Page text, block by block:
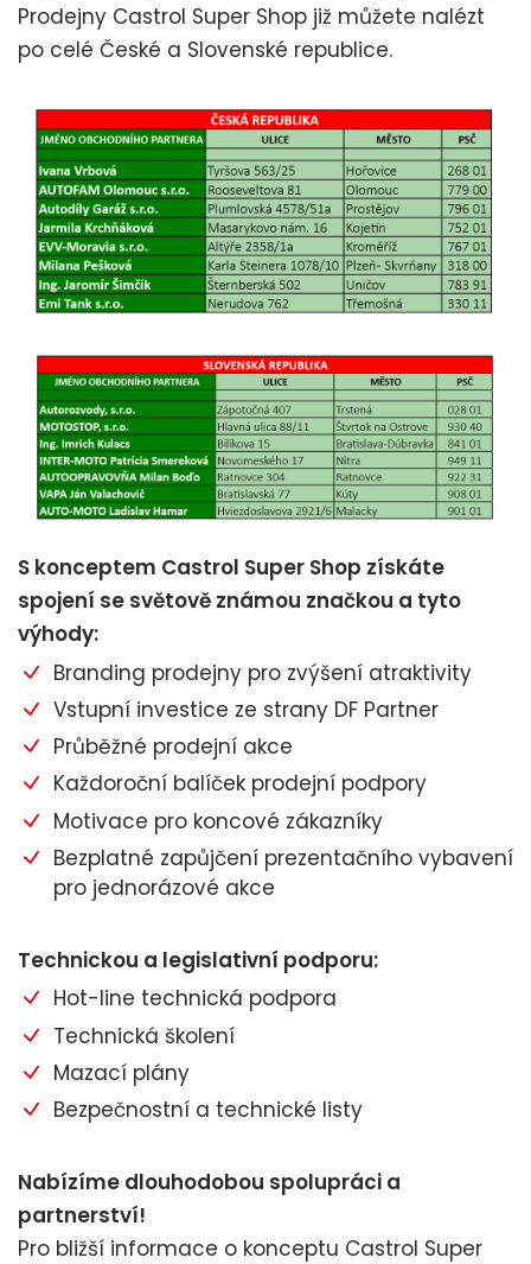
Prodejny Castrol Super Shop již můžete nalézt
po celé České a Slovenské republice.
S konceptem Castrol Super Shop získáte
spojení se světově známou značkou a tyto
výhody:
Branding prodejny pro zvýšení atraktivity
Vstupní investice ze strany DF Partner
Průběžné prodejní akce
Každoroční balíček prodejní podpory
Motivace pro koncové zákazníky
Bezplatné zapůjčení prezentačního vybavení
pro jednorázové akce
Technickou a legislativní podporu:
Hot-line technická podpora
Technická školení
Mazací plány
Bezpečnostní a technické listy
Nabízíme dlouhodobou spolupráci a
partnerství!
Pro bližší informace o konceptu Castrol Super